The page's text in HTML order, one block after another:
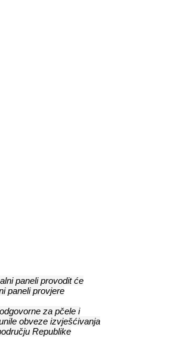
paneli provodit će
paneli provjere
za pčele i
obveze izvješćivanja
Republike